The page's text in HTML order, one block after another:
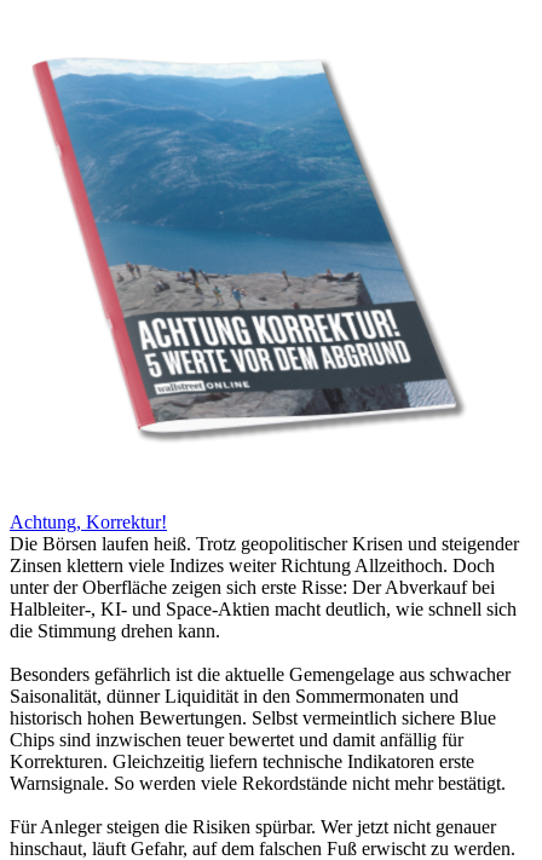
Achtung, Korrektur!
Die Börsen laufen heiß. Trotz geopolitischer Krisen und steigender
Zinsen klettern viele Indizes weiter Richtung Allzeithoch. Doch
unter der Oberfläche zeigen sich erste Risse: Der Abverkauf bei
Halbleiter-, KI- und Space-Aktien macht deutlich, wie schnell sich
die Stimmung drehen kann.
Besonders gefährlich ist die aktuelle Gemengelage aus schwacher
Saisonalität, dünner Liquidität in den Sommermonaten und
historisch hohen Bewertungen. Selbst vermeintlich sichere Blue
Chips sind inzwischen teuer bewertet und damit anfällig für
Korrekturen. Gleichzeitig liefern technische Indikatoren erste
Warnsignale. So werden viele Rekordstände nicht mehr bestätigt.
Für Anleger steigen die Risiken spürbar. Wer jetzt nicht genauer
hinschaut, läuft Gefahr, auf dem falschen Fuß erwischt zu werden.